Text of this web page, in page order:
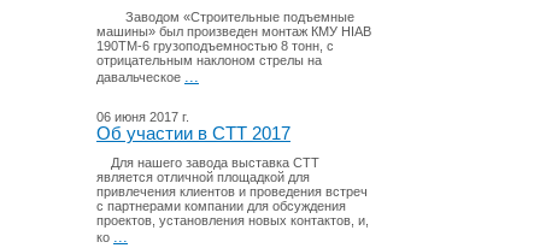
Заводом «Строительные подъемные
машины» был произведен монтаж КМУ HIAB
190TM-6 грузоподъемностью 8 тонн, с
отрицательным наклоном стрелы на
давальческое ...
06 июня 2017 г.
Об участии в СТТ 2017
Для нашего завода выставка СТТ
является отличной площадкой для
привлечения клиентов и проведения встреч
с партнерами компании для обсуждения
проектов, установления новых контактов, и,
ко ...